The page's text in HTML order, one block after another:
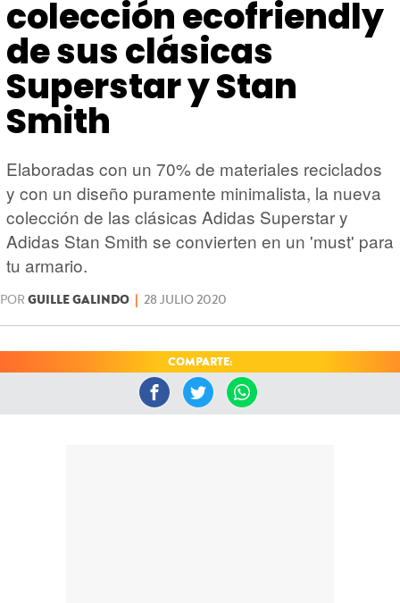
colección ecofriendly
de sus clásicas
Superstar y Stan
Smith
Elaboradas con un 70% de materiales reciclados
y con un diseño puramente minimalista, la nueva
colección de las clásicas Adidas Superstar y
Adidas Stan Smith se convierten en un 'must' para
tu armario.
POR GUILLE GALINDO | 28 JULIO 2020
COMPARTE: